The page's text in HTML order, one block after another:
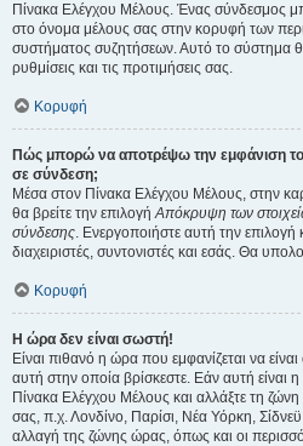
Πίνακα Ελέγχου Μέλους. Ένας σύνδεσμος
στο όνομα μέλους σας στην κορυφή των
συστήματος συζητήσεων. Αυτό το σύστημα
ρυθμίσεις και τις προτιμήσεις σας.
Κορυφή
Πώς μπορώ να αποτρέψω την εμφάνιση
σε σύνδεση;
Μέσα στον Πίνακα Ελέγχου Μέλους, στην
θα βρείτε την επιλογήΑπόκρυψη των
σύνδεσης. Ενεργοποιήστε αυτή την επιλογή
διαχειριστές, συντονιστές και εσάς. Θα
Κορυφή
Η ώρα δεν είναι σωστή!
Είναι πιθανό η ώρα που εμφανίζεται να
αυτή στην οποία βρίσκεστε. Εάν αυτή είναι
Πίνακα Ελέγχου Μέλους και αλλάξτε τη ζώνη
σας, π.χ. Λονδίνο, Παρίσι, Νέα Υόρκη,
αλλαγή της ζώνης ώρας, όπως και οι